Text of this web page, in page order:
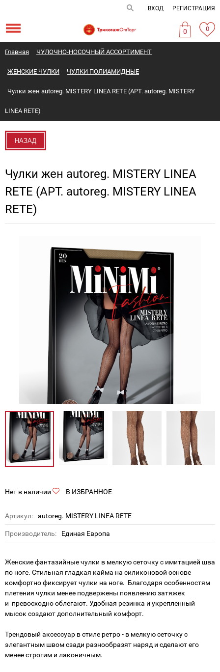
ВХОД РЕГИСТРАЦИЯ
0 0
Главная ЧУЛОЧНО-НОСОЧНЫЙ АССОРТИМЕНТ
ЖЕНСКИЕ ЧУЛКИ ЧУЛКИ ПОЛИАМИДНЫЕ
Чулки жен autoreg. MISTERY LINEA RETE (АРТ. autoreg. MISTERY
LINEA RETE)
НАЗАД
Чулки жен autoreg. MISTERY LINEA
RETE (АРТ. autoreg. MISTERY LINEA
RETE)
Нет в наличии В ИЗБРАННОЕ
Артикул: autoreg. MISTERY LINEA RETE
Производитель: Единая Европа
Женские фантазийные чулки в мелкую сеточку с имитацией шва
по ноге. Стильная гладкая кайма на силиконовой основе
комфортно фиксирует чулки на ноге. Благодаря особенностям
плетения чулки менее подвержены появлению затяжек
и превосходно облегают. Удобная резинка и укрепленный
мысок создают дополнительный комфорт.
Трендовый аксессуар в стиле ретро - в мелкую сеточку с
элегантным швом сзади разнообразят наряд и сделают его
менее строгим и лаконичным.